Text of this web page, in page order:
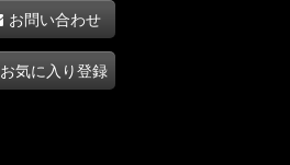
お問い合わせ
お気に入り登録